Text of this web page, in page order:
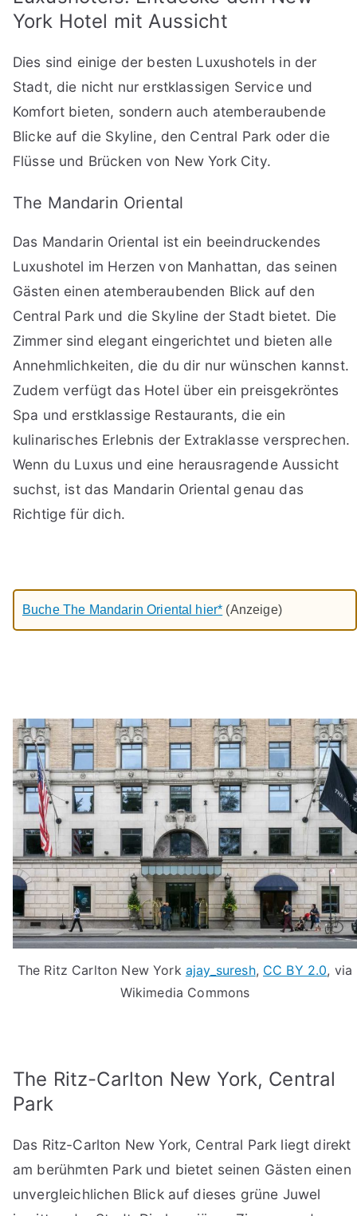
York Hotel mit Aussicht
Dies sind einige der besten Luxushotels in der
Stadt, die nicht nur erstklassigen Service und
Komfort bieten, sondern auch atemberaubende
Blicke auf die Skyline, den Central Park oder die
Flüsse und Brücken von New York City.
The Mandarin Oriental
Das Mandarin Oriental ist ein beeindruckendes
Luxushotel im Herzen von Manhattan, das seinen
Gästen einen atemberaubenden Blick auf den
Central Park und die Skyline der Stadt bietet. Die
Zimmer sind elegant eingerichtet und bieten alle
Annehmlichkeiten, die du dir nur wünschen kannst.
Zudem verfügt das Hotel über ein preisgekröntes
Spa und erstklassige Restaurants, die ein
kulinarisches Erlebnis der Extraklasse versprechen.
Wenn du Luxus und eine herausragende Aussicht
suchst, ist das Mandarin Oriental genau das
Richtige für dich.
Buche The Mandarin Oriental hier* (Anzeige)
The Ritz Carlton New York ajay_suresh, CC BY 2.0, via
Wikimedia Commons
The Ritz-Carlton New York, Central
Park
Das Ritz-Carlton New York, Central Park liegt direkt
am berühmten Park und bietet seinen Gästen einen
unvergleichlichen Blick auf dieses grüne Juwel